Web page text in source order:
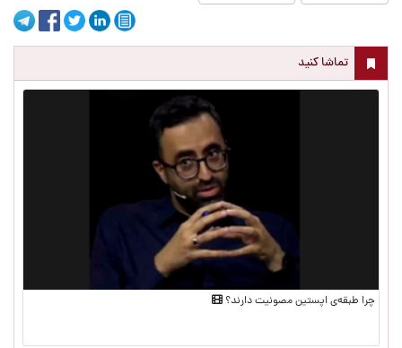
تماشا کنید
چرا طبقه‌ی اپستین مصونیت دارند؟